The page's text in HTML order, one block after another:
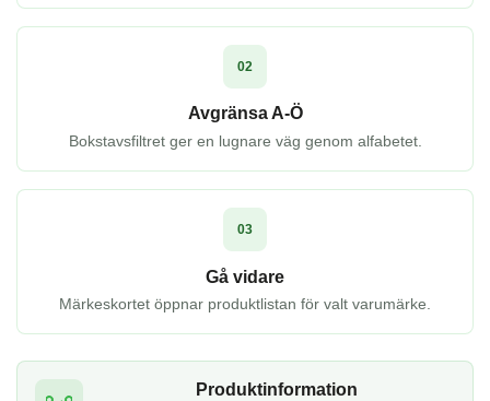
02
Avgränsa A-Ö
Bokstavsfiltret ger en lugnare väg genom alfabetet.
03
Gå vidare
Märkeskortet öppnar produktlistan för valt varumärke.
Produktinformation